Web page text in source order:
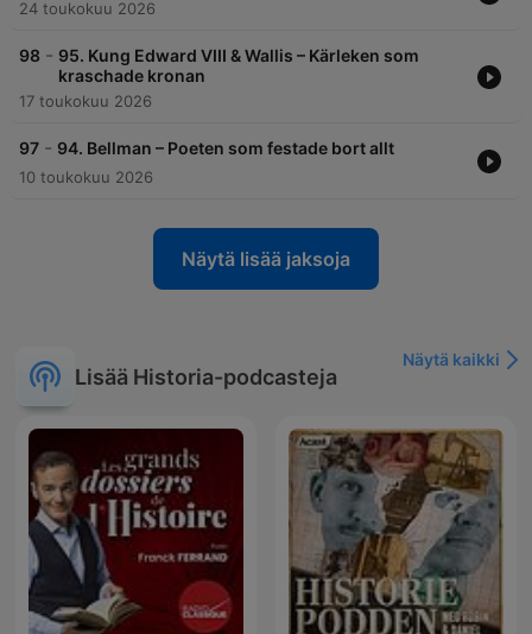
24 toukokuu 2026
98 - 95. Kung Edward VIII & Wallis – Kärleken som
kraschade kronan
17 toukokuu 2026
97 - 94. Bellman – Poeten som festade bort allt
10 toukokuu 2026
Näytä lisää jaksoja
Lisää Historia-podcasteja
Näytä kaikki